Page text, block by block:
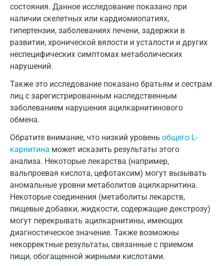
состояния. Данное исследование показано при
наличии скелетных или кардиомиопатиях,
гипертензии, заболеваниях печени, задержки в
развитии, хронической вялости и усталости и других
неспецифических симптомах метаболических
нарушений.
Также это исследование показано братьям и сестрам
лиц с зарегистрированным наследственным
заболеванием нарушения ацилкарнитинового
обмена.
Обратите внимание, что низкий уровень общего L-
карнитина может исказить результаты этого
анализа. Некоторые лекарства (например,
вальпроевая кислота, цефотаксим) могут вызывать
аномальные уровни метаболитов ацилкарнитина.
Некоторые соединения (метаболиты лекарств,
пищевые добавки, жидкости, содержащие декстрозу)
могут перекрывать ацилкарнитины, имеющих
диагностическое значение. Также возможны
некорректные результаты, связанные с приемом
пищи, обогащенной жирными кислотами.